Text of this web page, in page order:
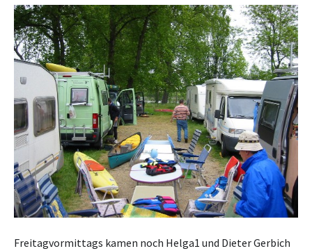
Freitagvormittags kamen noch Helga1 und Dieter Gerbich